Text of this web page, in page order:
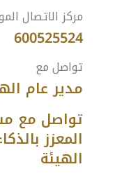
مركز الاتصال
600525524
تواصل مع
مدير عام
تواصل مع
المعزز
الهيئة